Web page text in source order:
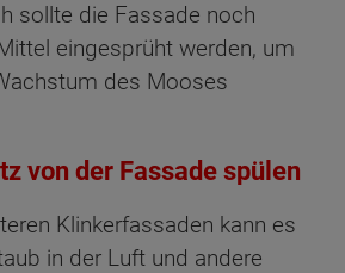
sollte die Fassade noch
eingesprüht werden, um
des Mooses
von der Fassade spülen
Klinkerfassaden kann es
in der Luft und andere